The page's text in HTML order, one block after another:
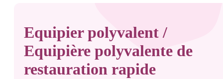
Equipier polyvalent /
Equipière polyvalente de
restauration rapide